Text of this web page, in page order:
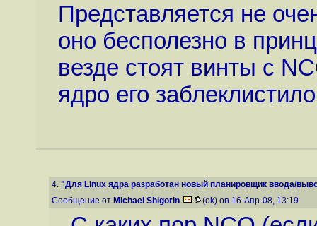
Представляется не
оно бесполезно в
везде стоят винты с
ядро его
4. "Для Linux ядра разработан новый планировщик ввода/
Сообщение от Michael Shigorin (ok) on 16-Апр-08, 13:19